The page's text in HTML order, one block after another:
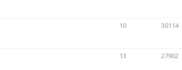
10 30114
13 27902